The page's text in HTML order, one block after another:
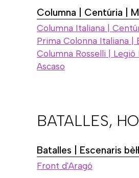
Columna | Centúria |
Columna Italiana |
Prima Colonna Italiana |
Columna Rosselli |
Ascaso
BATALLES,
Batalles | Escenaris
Front d'Aragó